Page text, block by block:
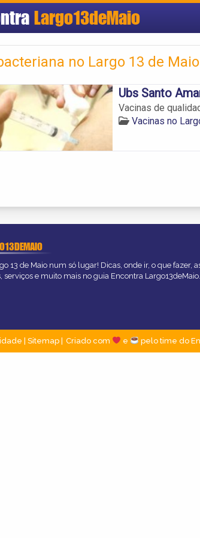
Largo13deMaio
no Largo 13 de Maio
Ubs Santo
Vacinas de
Vacinas no
13 de Maio num só lugar! Dicas, onde ir, o que fazer,
serviços e muito mais no guia Encontra Largo13deMaio.
Sitemap Criado com e pelo time do